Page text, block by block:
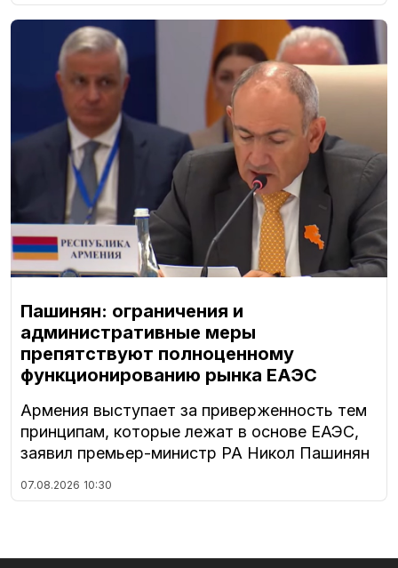
Пашинян: ограничения и
административные меры
препятствуют полноценному
функционированию рынка ЕАЭС
Армения выступает за приверженность тем
принципам, которые лежат в основе ЕАЭС,
заявил премьер-министр РА Никол Пашинян
07.08.2026 10:30